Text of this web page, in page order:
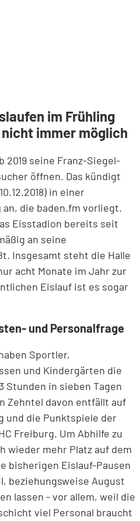
im Frühling
immer möglich
2019 seine Franz-Siegel-
öffnen. Das kündigt
in einer
die baden.fm vorliegt.
Eisstadion bereits seit
an seine
Insgesamt steht die Halle
acht Monate im Jahr zur
Eislauf ist es sogar
und Personalfrage
Sportler,
und Kindergärten die
Stunden in sieben Tagen
Zehntel davon entfällt auf
und die Punktspiele der
Freiburg. Um Abhilfe zu
wieder mehr Platz auf dem
bisherigen Eislauf-Pausen
beziehungsweise August
lassen - vor allem, weil die
viel Personal braucht